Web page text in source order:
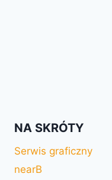
NA SKRÓTY
Serwis graficzny
nearB